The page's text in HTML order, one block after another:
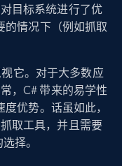
目标系统进行了优
的情况下（例如抓取
它。对于大多数应
，C# 带来的易学性
优势。话虽如此，
取工具，并且需要
择。